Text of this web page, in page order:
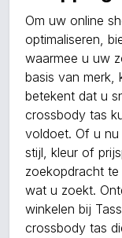
Om uw online
optimaliseren,
waarmee u uw
basis van merk,
betekent dat u
crossbody tas
voldoet. Of u
stijl, kleur of
zoekopdracht
wat u zoekt.
winkelen bij
crossbody tas